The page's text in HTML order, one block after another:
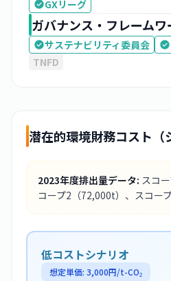
GXリーグ
ガバナンス・フレームワ
サステナビリティ委員会
TNFD
潜在的環境財務コスト（
2023年度排出量データ: スコ
コープ2 （72,000t） 、スコー
低コストシナリオ
想定単価: 3,000円/t-CO₂